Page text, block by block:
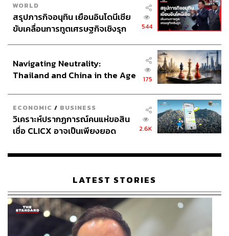
WORLD
สรุปภารกิจอนุทิน เยือนอินโดนีเซีย
ขับเคลื่อนการทูตเศรษฐกิจเชิงรุก
544
Navigating Neutrality:
Thailand and China in the Age
175
ECONOMIC / BUSINESS
วิเคราะห์ปรากฏการณ์คนแห่ขอสิน
เชื่อ CLICX อาจเป็นเพียงยอด
เรือนไทยที่ถูกซุกไว้
2.6K
LATEST STORIES